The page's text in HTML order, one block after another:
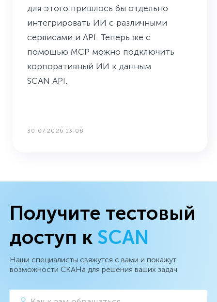
для этого пришлось бы отдельно
интегрировать ИИ с различными
сервисами и API. Теперь же с
помощью MCP можно подключить
корпоративный ИИ к данным
SCAN API.
30.07.2026 13:08
Получите тестовый
доступ к SCAN
Наши специалисты свяжутся с вами и покажут
возможности СКАНа для решения ваших задач